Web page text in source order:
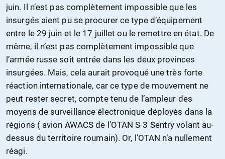
juin. Il n’est pas complètement impossible que les
insurgés aient pu se procurer ce type d’équipement
entre le 29 juin et le 17 juillet ou le remettre en état. De
même, il n’est pas complètement impossible que
l’armée russe soit entrée dans les deux provinces
insurgées. Mais, cela aurait provoqué une très forte
réaction internationale, car ce type de mouvement ne
peut rester secret, compte tenu de l’ampleur des
moyens de surveillance électronique déployés dans la
régions ( avion AWACS de l’OTAN S-3 Sentry volant au-
dessus du territoire roumain). Or, l’OTAN n’a nullement
réagi.